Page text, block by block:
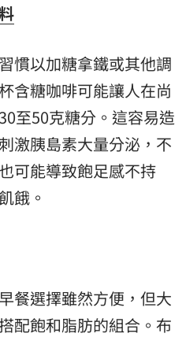
慣以加糖拿鐵或其他調
含糖咖啡可能讓人在尚
至50克糖分。這容易造
激胰島素大量分泌，不
可能導致飽足感不持
餓。
餐選擇雖然方便，但大
配飽和脂肪的組合。布